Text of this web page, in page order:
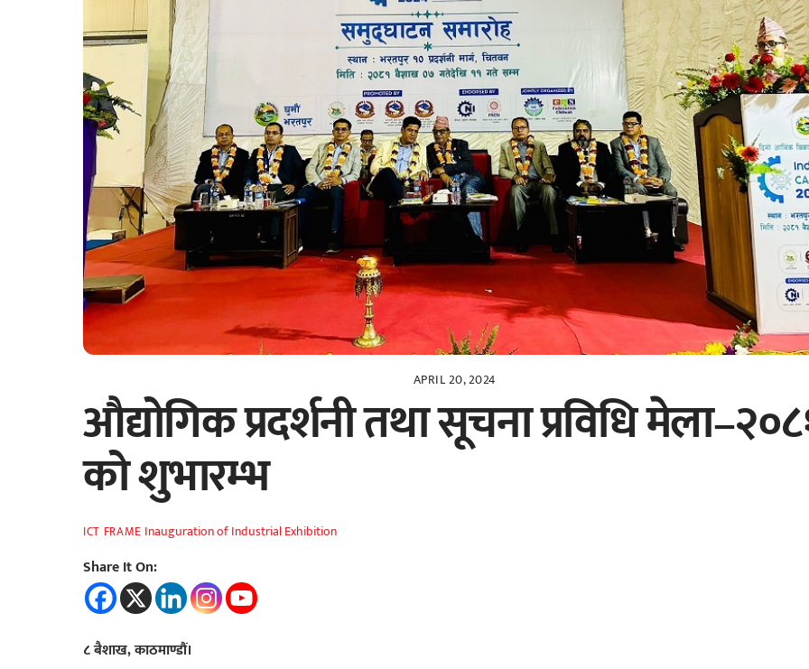
APRIL 20, 2024
औद्योगिक प्रदर्शनी तथा सूचना प्रविधि
को शुभारम्भ
ICT FRAME Inauguration of Industrial Exhibition
Share It On:
८ बैशाख, काठमाण्डौं।